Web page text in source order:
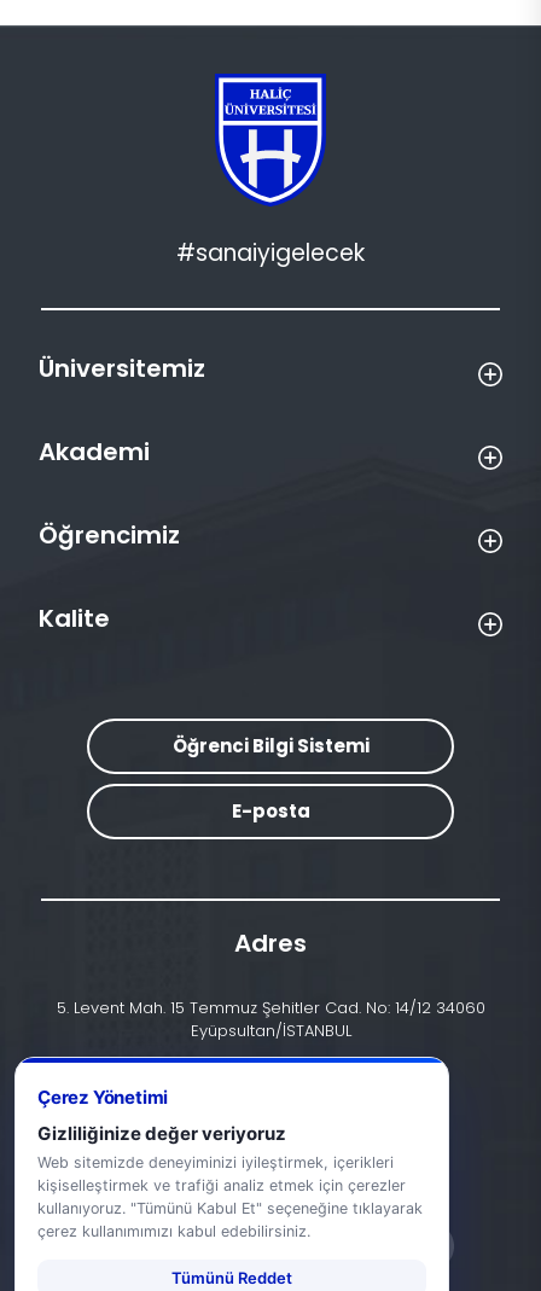
#sanaiyigelecek
Üniversitemiz
Akademi
Öğrencimiz
Kalite
Öğrenci Bilgi Sistemi
E-posta
Adres
5. Levent Mah. 15 Temmuz Şehitler Cad. No: 14/12 34060
Eyüpsultan/İSTANBUL
info@halic.edu.tr
Çerez Yönetimi
Gizliliğinize değer veriyoruz
Web sitemizde deneyiminizi iyileştirmek, içerikleri
kişiselleştirmek ve trafiği analiz etmek için çerezler
kullanıyoruz. "Tümünü Kabul Et" seçeneğine tıklayarak
çerez kullanımımızı kabul edebilirsiniz.
Tümünü Reddet